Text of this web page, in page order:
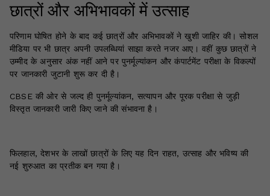
छात्रों और अभिभावकों में उत्साह
परिणाम घोषित होने के बाद कई छात्रों और अभिभावकों ने खुशी जाहिर की। सोशल
मीडिया पर भी छात्र अपनी उपलब्धियां साझा करते नजर आए। वहीं कुछ छात्रों ने
उम्मीद के अनुसार अंक नहीं आने पर पुनर्मूल्यांकन और कंपार्टमेंट परीक्षा के विकल्पों
पर जानकारी जुटानी शुरू कर दी है।
CBSE की ओर से जल्द ही पुनर्मूल्यांकन, सत्यापन और पूरक परीक्षा से जुड़ी
विस्तृत जानकारी जारी किए जाने की संभावना है।
फिलहाल, देशभर के लाखों छात्रों के लिए यह दिन राहत, उत्साह और भविष्य की
नई शुरुआत का प्रतीक बन गया है।